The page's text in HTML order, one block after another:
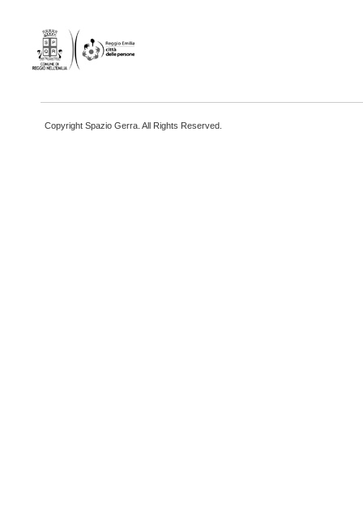
Copyright Spazio Gerra. All Rights Reserved.